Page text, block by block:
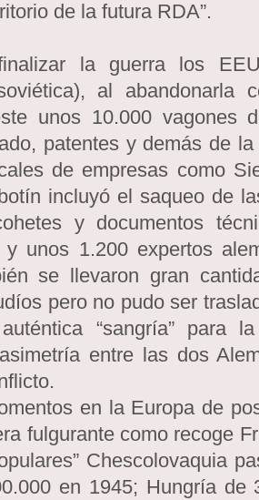
de la futura RDA”.
la guerra los
al abandonarla
unos 10.000 vagones
patentes y demás de
de empresas como
incluyó el saqueo de
y documentos
unos 1.200 expertos
se llevaron gran
pero no pudo ser
“sangría” para
entre las dos
en la Europa de
fulgurante como recoge
Chescolovaquia
en 1945; Hungría de